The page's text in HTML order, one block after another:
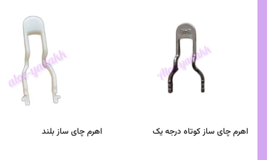
اهرم چای ساز کوتاه درجه یک اهرم چای ساز بلند